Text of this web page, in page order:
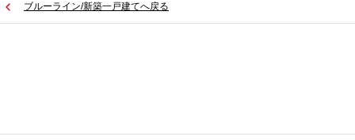
ブルーライン/新築一戸建てへ戻る